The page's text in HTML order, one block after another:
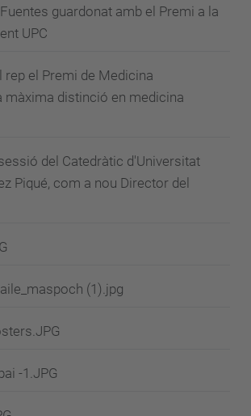
guardonat amb el Premi a la
UPC
rep el Premi de Medicina
màxima distinció en medicina
del Catedràtic d'Universitat
Piqué, com a nou Director del
(1).jpg
-1.JPG